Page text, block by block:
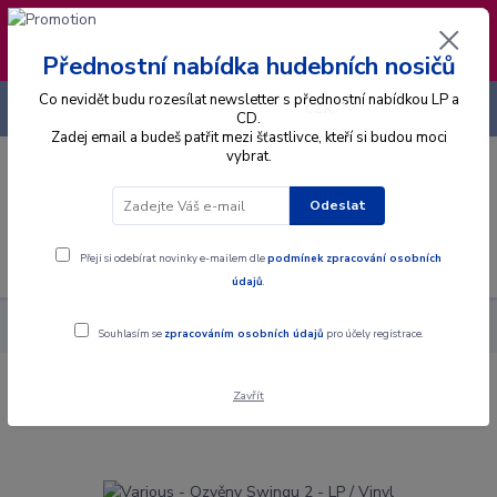
❣️ Od 4.8. do 13.8. čerpám dovolenou. Datum
expedice objednávek se posouvá na pátek
14.8.2026 🐋
Menu
CZK
+420 725 736 293
Alba Gramodesky Various - Ozvěny Swingu 2 - LP / Vinyl
Various - Ozvěny Swingu 2 - LP / Vinyl
Přednostní nabídka hudebních nosičů
Co nevidět budu rozesílat newsletter s přednostní nabídkou LP a
CD.
Zadej email a budeš patřit mezi šťastlivce, kteří si budou moci
vybrat.
Odeslat
Přeji si odebírat novinky e-mailem dlepodmínek zpracování osobních
údajů.
Souhlasím se zpracováním osobních údajů pro účely registrace.
Zavřít